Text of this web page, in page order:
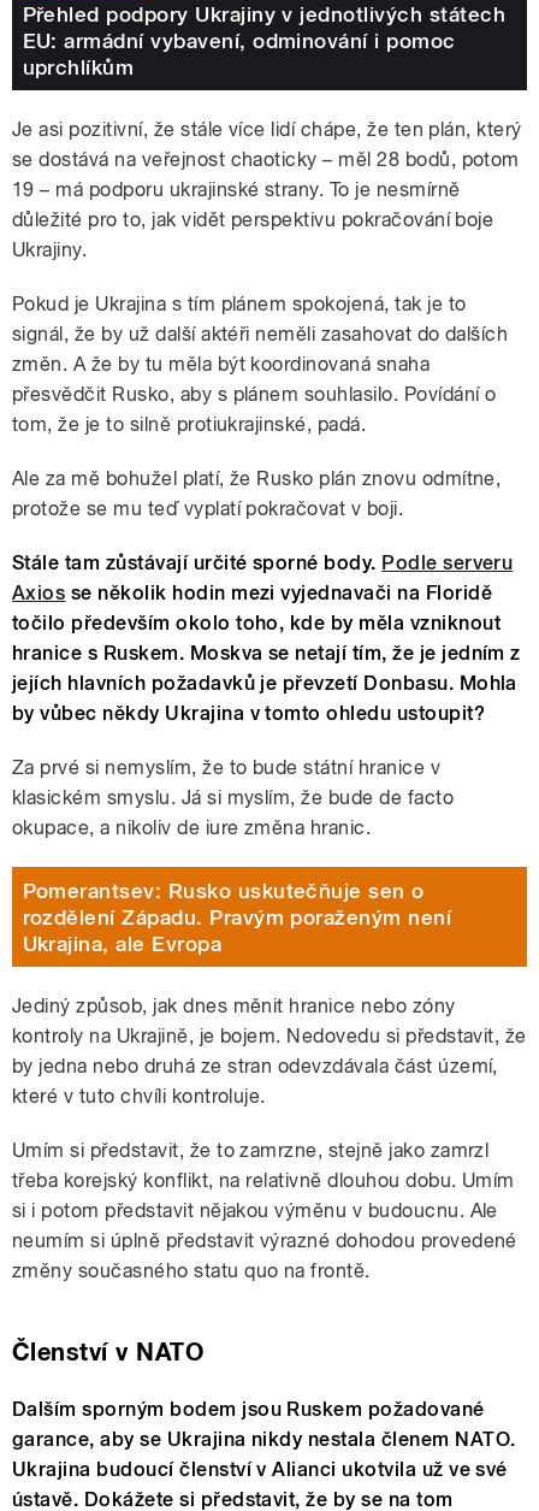
Přehled podpory Ukrajiny v jednotlivých státech
EU: armádní vybavení, odminování i pomoc
uprchlíkům
Je asi pozitivní, že stále více lidí chápe, že ten plán, který
se dostává na veřejnost chaoticky – měl 28 bodů, potom
19 – má podporu ukrajinské strany. To je nesmírně
důležité pro to, jak vidět perspektivu pokračování boje
Ukrajiny.
Pokud je Ukrajina s tím plánem spokojená, tak je to
signál, že by už další aktéři neměli zasahovat do dalších
změn. A že by tu měla být koordinovaná snaha
přesvědčit Rusko, aby s plánem souhlasilo. Povídání o
tom, že je to silně protiukrajinské, padá.
Ale za mě bohužel platí, že Rusko plán znovu odmítne,
protože se mu teď vyplatí pokračovat v boji.
Stále tam zůstávají určité sporné body. Podle serveru
Axios se několik hodin mezi vyjednavači na Floridě
točilo především okolo toho, kde by měla vzniknout
hranice s Ruskem. Moskva se netají tím, že je jedním z
jejích hlavních požadavků je převzetí Donbasu. Mohla
by vůbec někdy Ukrajina v tomto ohledu ustoupit?
Za prvé si nemyslím, že to bude státní hranice v
klasickém smyslu. Já si myslím, že bude de facto
okupace, a nikoliv de iure změna hranic.
Pomerantsev: Rusko uskutečňuje sen o
rozdělení Západu. Pravým poraženým není
Ukrajina, ale Evropa
Jediný způsob, jak dnes měnit hranice nebo zóny
kontroly na Ukrajině, je bojem. Nedovedu si představit, že
by jedna nebo druhá ze stran odevzdávala část území,
které v tuto chvíli kontroluje.
Umím si představit, že to zamrzne, stejně jako zamrzl
třeba korejský konflikt, na relativně dlouhou dobu. Umím
si i potom představit nějakou výměnu v budoucnu. Ale
neumím si úplně představit výrazné dohodou provedené
změny současného statu quo na frontě.
Členství v NATO
Dalším sporným bodem jsou Ruskem požadované
garance, aby se Ukrajina nikdy nestala členem NATO.
Ukrajina budoucí členství v Alianci ukotvila už ve své
ústavě. Dokážete si představit, že by se na tom